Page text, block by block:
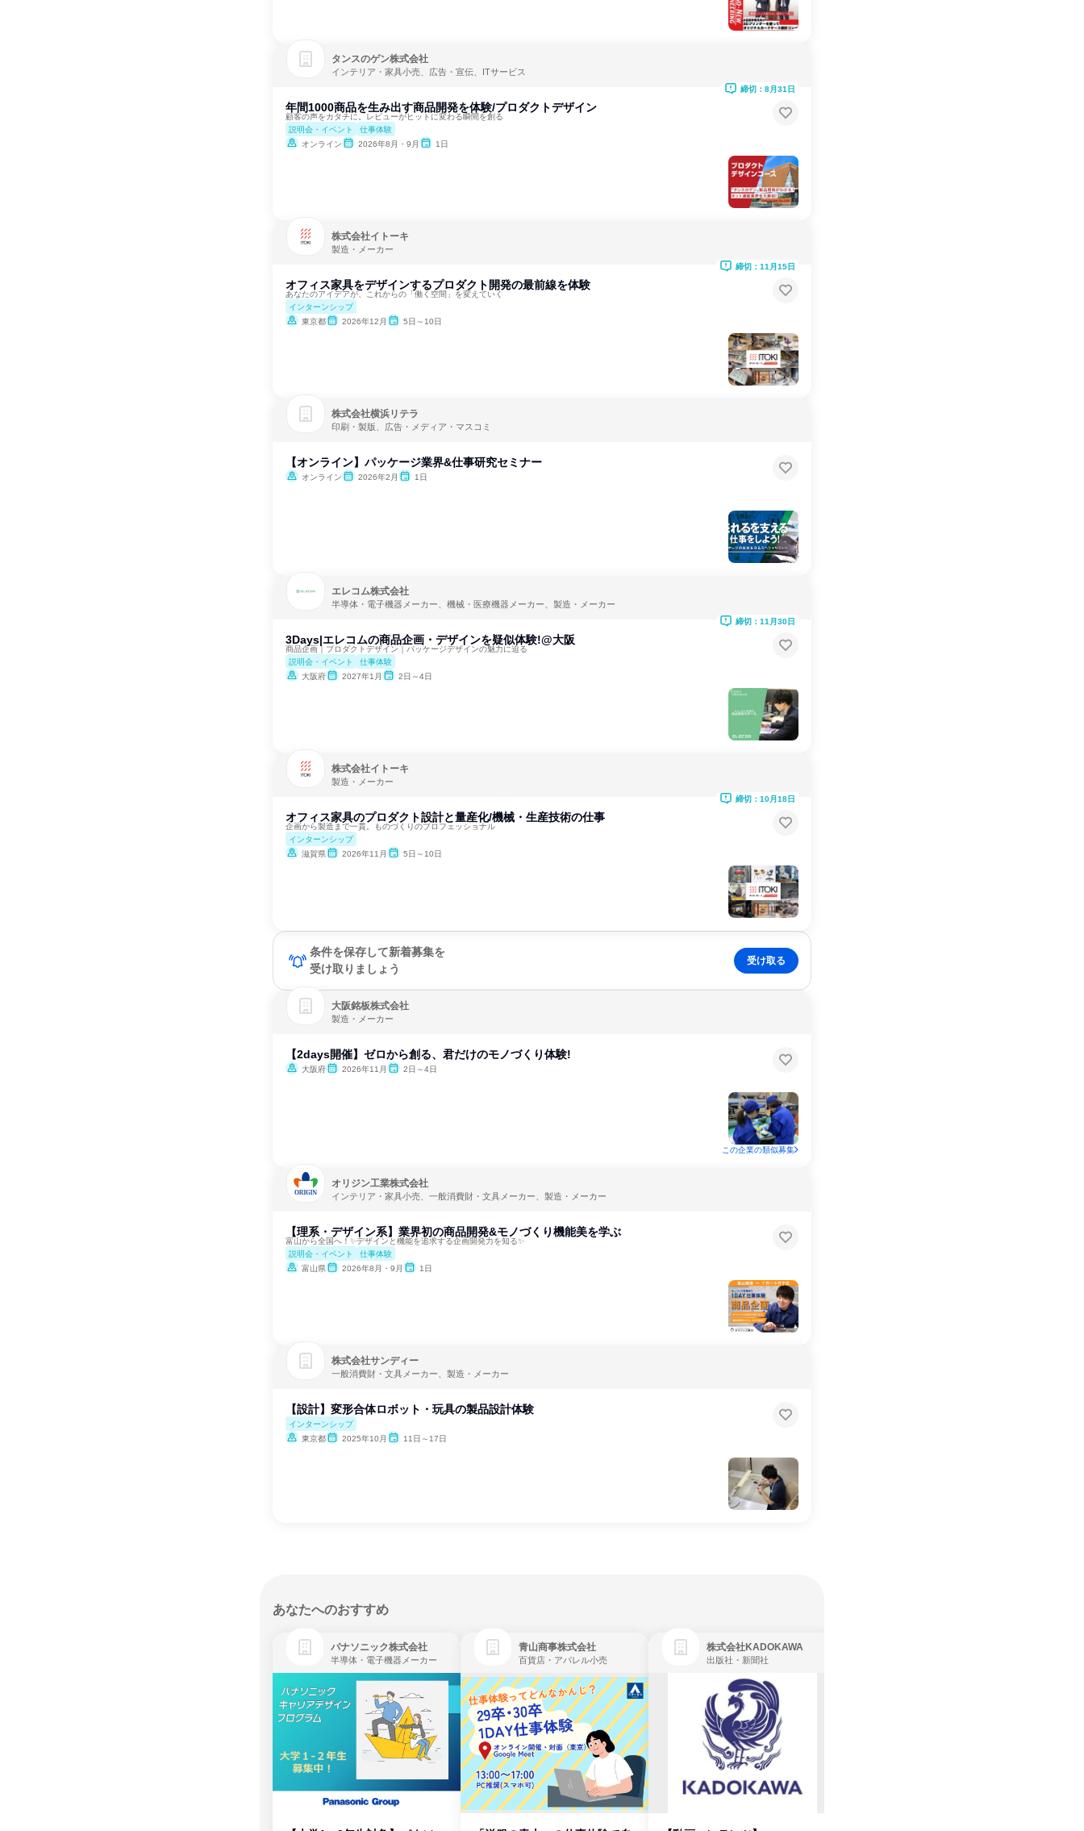
タンスのゲン株式会社
インテリア・家具小売、広告・宣伝、ITサービス
年間1000商品を生み出す商品開発を体験/プロダクトデザイン
顧客の声をカタチに。レビューがヒットに変わる瞬間を創る
説明会・イベント
仕事体験
オンライン
2026年8月・9月 1日
締切：8月31日
株式会社イトーキ
製造・メーカー
オフィス家具をデザインするプロダクト開発の最前線を体験
あなたのアイデアが、これからの「働く空間」を変えていく
インターンシップ
東京都
2026年12月 5日～10日
締切：11月15日
株式会社横浜リテラ
印刷・製版、広告・メディア・マスコミ
【オンライン】パッケージ業界&仕事研究セミナー
オンライン 2026年2月 1日
エレコム株式会社
半導体・電子機器メーカー、機械・医療機器メーカー、製造・メーカー
3Days|エレコムの商品企画・デザインを疑似体験!@大阪
商品企画｜プロダクトデザイン｜パッケージデザインの魅力に迫る
説明会・イベント
仕事体験
大阪府
2027年1月 2日～4日
締切：11月30日
株式会社イトーキ
製造・メーカー
オフィス家具のプロダクト設計と量産化/機械・生産技術の仕事
企画から製造まで一貫。ものづくりのプロフェッショナル
インターンシップ
滋賀県
2026年11月 5日～10日
締切：10月18日
条件を保存して新着募集を
受け取りましょう
受け取る
大阪銘板株式会社
製造・メーカー
【2days開催】ゼロから創る、君だけのモノづくり体験!
大阪府 2026年11月 2日～4日
この企業の類似募集
オリジン工業株式会社
インテリア・家具小売、一般消費財・文具メーカー、製造・メーカー
【理系・デザイン系】業界初の商品開発&モノづくり機能美を学ぶ
富山から全国へ！✨デザインと機能を追求する企画開発力を知る✨
説明会・イベント
仕事体験
富山県
2026年8月・9月 1日
株式会社サンディー
一般消費財・文具メーカー、製造・メーカー
【設計】変形合体ロボット・玩具の製品設計体験
インターンシップ
東京都
2025年10月 11日～17日
あなたへのおすすめ
パナソニック株式会社
半導体・電子機器メーカー
青山商事株式会社
百貨店・アパレル小売
株式会社KADOKAWA
出版社・新聞社